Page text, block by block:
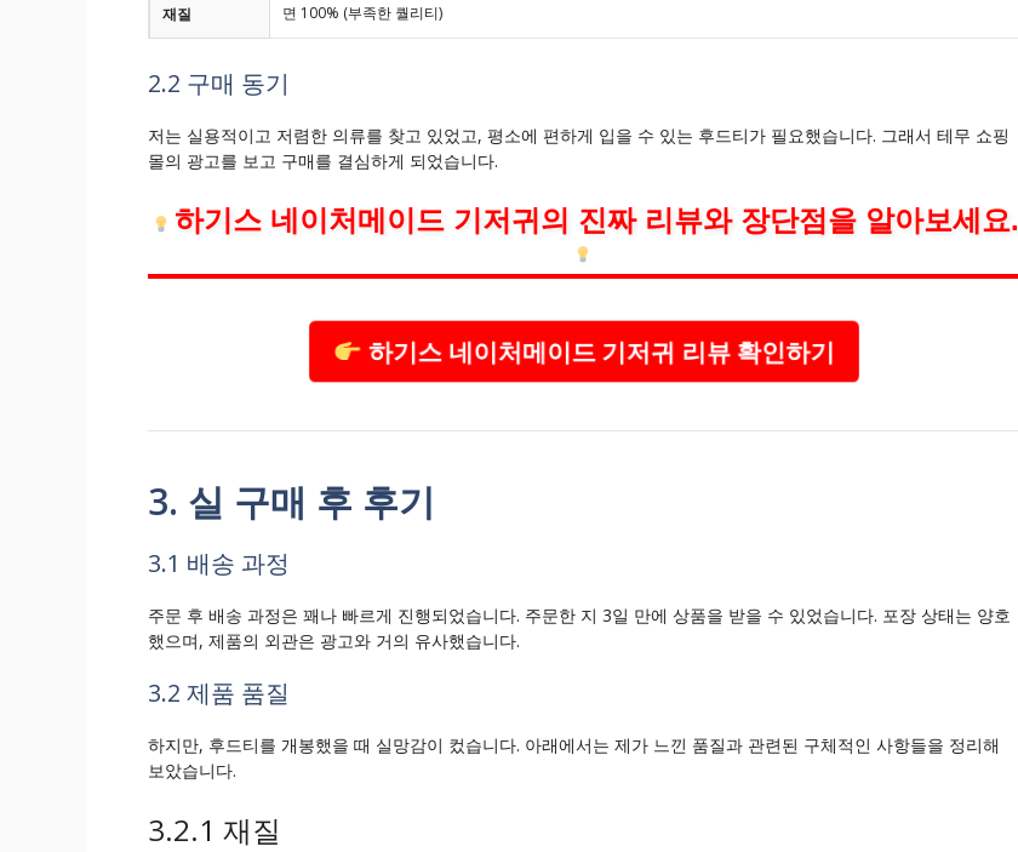
재질 면 100% (부족한 퀄리티)
2.2 구매 동기
저는 실용적이고 저렴한 의류를 찾고 있었고, 평소에 편하게 입을 수 있는 후드티가 필요했습니다. 그래서 테무 쇼핑
몰의 광고를 보고 구매를 결심하게 되었습니다.
하기스 네이처메이드 기저귀의 진짜 리뷰와 장단점을 알아보세요.
하기스 네이처메이드 기저귀 리뷰 확인하기
3. 실 구매 후 후기
3.1 배송 과정
주문 후 배송 과정은 꽤나 빠르게 진행되었습니다. 주문한 지 3일 만에 상품을 받을 수 있었습니다. 포장 상태는 양호
했으며, 제품의 외관은 광고와 거의 유사했습니다.
3.2 제품 품질
하지만, 후드티를 개봉했을 때 실망감이 컸습니다. 아래에서는 제가 느낀 품질과 관련된 구체적인 사항들을 정리해
보았습니다.
3.2.1 재질